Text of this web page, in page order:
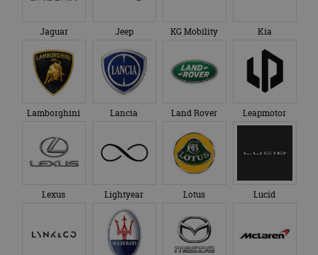
Jaguar Jeep KG Mobility Kia
Lamborghini Lancia Land Rover Leapmotor
Lexus Lightyear Lotus Lucid
maand
gebruikt door
Google Analytics
om de sessiestatus
te behouden.
gezien voordat hij de
bezocht.